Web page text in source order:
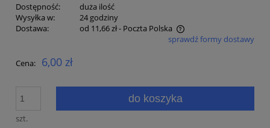
Dostępność:
duża ilość
Wysyłka w:
24 godziny
Dostawa:
od 11,66 zł- Poczta Polska
Cena nie zawiera ewentualnych kosztów płatnościsprawdź formy dostawy
Cena: 6,00 zł
szt.
do koszyka